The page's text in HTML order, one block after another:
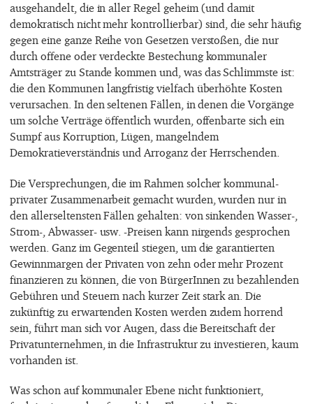
ausgehandelt, die in aller Regel geheim (und damit
demokratisch nicht mehr kontrollierbar) sind, die sehr häufig
gegen eine ganze Reihe von Gesetzen verstoßen, die nur
durch offene oder verdeckte Bestechung kommunaler
Amtsträger zu Stande kommen und, was das Schlimmste ist:
die den Kommunen langfristig vielfach überhöhte Kosten
verursachen. In den seltenen Fällen, in denen die Vorgänge
um solche Verträge öffentlich wurden, offenbarte sich ein
Sumpf aus Korruption, Lügen, mangelndem
Demokratieverständnis und Arroganz der Herrschenden.
Die Versprechungen, die im Rahmen solcher kommunal-
privater Zusammenarbeit gemacht wurden, wurden nur in
den allerseltensten Fällen gehalten: von sinkenden Wasser-,
Strom-, Abwasser- usw. -Preisen kann nirgends gesprochen
werden. Ganz im Gegenteil stiegen, um die garantierten
Gewinnmargen der Privaten von zehn oder mehr Prozent
finanzieren zu können, die von BürgerInnen zu bezahlenden
Gebühren und Steuern nach kurzer Zeit stark an. Die
zukünftig zu erwartenden Kosten werden zudem horrend
sein, führt man sich vor Augen, dass die Bereitschaft der
Privatunternehmen, in die Infrastruktur zu investieren, kaum
vorhanden ist.
Was schon auf kommunaler Ebene nicht funktioniert,